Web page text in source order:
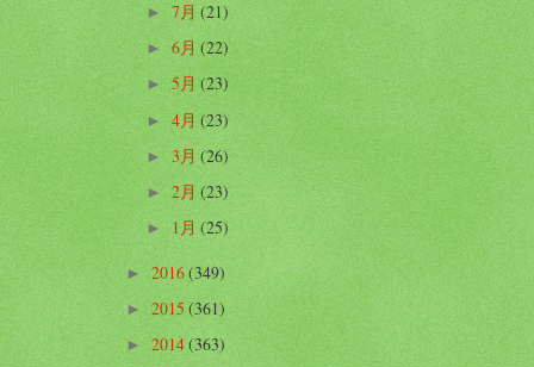
►7月(21)
►6月(22)
►5月(23)
►4月(23)
►3月(26)
►2月(23)
►1月(25)
►2016(349)
►2015(361)
►2014(363)